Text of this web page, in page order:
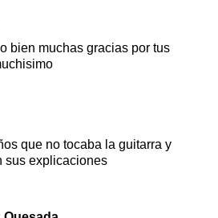
bien muchas gracias por tus
que no tocaba la guitarra y
sus explicaciones